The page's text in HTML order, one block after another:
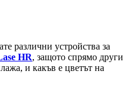
различни устройства за
HR, защото спрямо други
и какъв е цветът на